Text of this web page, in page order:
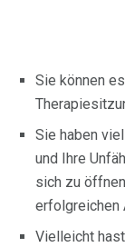
Sie können
Sie haben
und Ihre
sich zu
erfolgreichen
Vielleicht